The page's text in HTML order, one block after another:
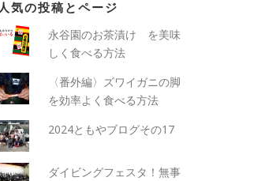
人気の投稿とページ
永谷園のお茶漬け を美味
しく食べる方法
〈番外編〉ズワイガニの脚
を効率よく食べる方法
2024ともやブログその17
ダイビングフェスタ！無事